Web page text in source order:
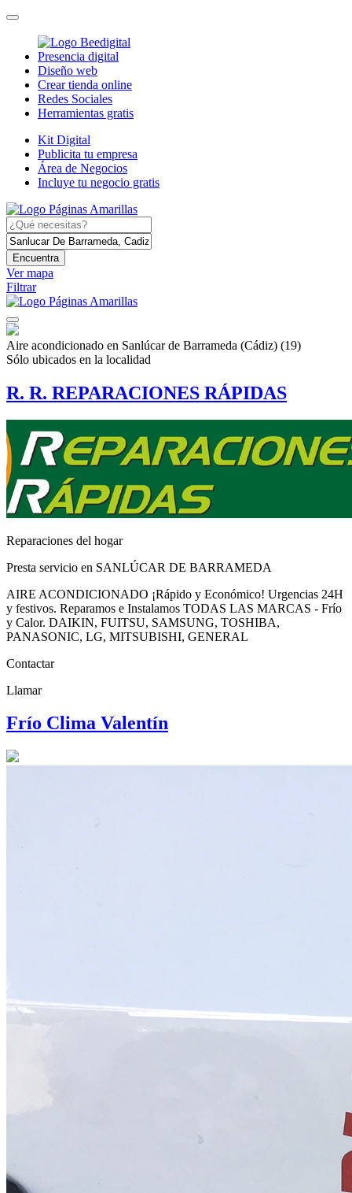
Presencia digital
Diseño web
Crear tienda online
Redes Sociales
Herramientas gratis
Kit Digital
Publicita tu empresa
Área de Negocios
Incluye tu negocio gratis
Encuentra
Ver mapa
Filtrar
Aire acondicionado en Sanlúcar de Barrameda (Cádiz) (19)
Sólo ubicados en la localidad
R. R. REPARACIONES RÁPIDAS
Reparaciones del hogar
Presta servicio en SANLÚCAR DE BARRAMEDA
AIRE ACONDICIONADO ¡Rápido y Económico! Urgencias 24H
y festivos. Reparamos e Instalamos TODAS LAS MARCAS - Frío
y Calor. DAIKIN, FUITSU, SAMSUNG, TOSHIBA,
PANASONIC, LG, MITSUBISHI, GENERAL
Contactar
Llamar
Frío Clima Valentín